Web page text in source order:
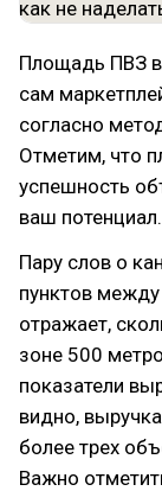
Площадь ПВЗ
сам
согласно
Отметим, что
успешность
ваш потенциал.
Пару слов о
пунктов
отражает,
зоне 500
показатели
видно,
более трех
Важно